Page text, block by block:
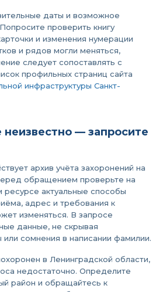
даты и возможное
проверить книгу
и изменения нумерации
и рядов могли меняться,
следует сопоставлять с
профильных страниц сайта
инфраструктуры Санкт-
— запросите
архив учёта захоронений на
обращением проверьте на
актуальные способы
адрес и требования к
изменяться. В запросе
данные, не скрывая
или сомнения в написании фамилии.
в Ленинградской области,
недостаточно. Определите
район и обращайтесь к